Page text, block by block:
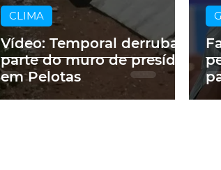
Vídeo: Temporal derruba
parte do muro de presídio
em Pelotas
CLIMA